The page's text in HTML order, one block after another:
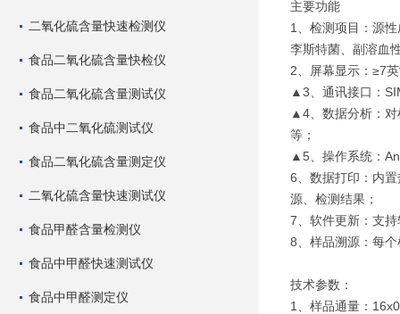
二氧化硫含量快速检测仪
食品二氧化硫含量快检仪
食品二氧化硫含量测试仪
食品中二氧化硫测试仪
食品二氧化硫含量测定仪
二氧化硫含量快速测试仪
食品甲醛含量检测仪
食品中甲醛快速测试仪
食品中甲醛测定仪
主要功能
1、检测项目：源
李斯特菌、副溶血
2、屏幕显示：≥7
▲3、通讯接口：
▲4、数据分析：对
等；
▲5、操作系统：
6、数据打印：内
源、检测结果；
7、软件更新：支
8、样品溯源：每
技术参数：
1、样品通量：